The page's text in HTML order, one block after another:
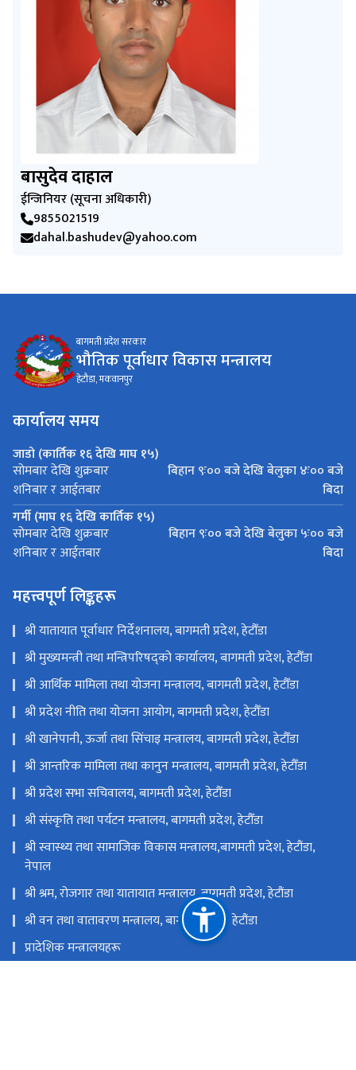
बासुदेव दाहाल
ईन्जिनियर (सूचना अधिकारी)
9855021519
dahal.bashudev@yahoo.com
बागमती प्रदेश सरकार
भौतिक पूर्वाधार विकास मन्त्रालय
हेटौडा, मकवानपुर
कार्यालय समय
जाडो (कार्तिक १६ देखि माघ १५)
सोमबार देखि शुक्रबार
बिहान ९ः०० बजे देखि बेलुका ४ः०० बजे
शनिबार र आईतबार
बिदा
गर्मी (माघ १६ देखि कार्तिक १५)
सोमबार देखि शुक्रबार
बिहान ९ः०० बजे देखि बेलुका ५ः०० बजे
शनिबार र आईतबार
बिदा
महत्त्वपूर्ण लिङ्कहरू
श्री यातायात पूर्वाधार निर्देशनालय, बागमती प्रदेश, हेटौँडा
श्री मुख्यमन्त्री तथा मन्त्रिपरिषद्को कार्यालय, बागमती प्रदेश, हेटौँडा
श्री आर्थिक मामिला तथा योजना मन्त्रालय, बागमती प्रदेश, हेटौँडा
श्री प्रदेश नीति तथा योजना आयोग, बागमती प्रदेश, हेटौँडा
श्री खानेपानी, ऊर्जा तथा सिंचाइ मन्त्रालय, बागमती प्रदेश, हेटौँडा
श्री आन्तरिक मामिला तथा कानुन मन्त्रालय, बागमती प्रदेश, हेटौँडा
श्री प्रदेश सभा सचिवालय, बागमती प्रदेश, हेटौँडा
श्री संस्कृति तथा पर्यटन मन्त्रालय, बागमती प्रदेश, हेटौँडा
श्री स्वास्थ्य तथा सामाजिक विकास मन्त्रालय,बागमती प्रदेश, हेटौंडा,
नेपाल
श्री श्रम, रोजगार तथा यातायात मन्त्रालय, बागमती प्रदेश, हेटौंडा
श्री वन तथा वातावरण मन्त्रालय, बागमती प्रदेश, हेटौंडा
प्रादेशिक मन्त्रालयहरू